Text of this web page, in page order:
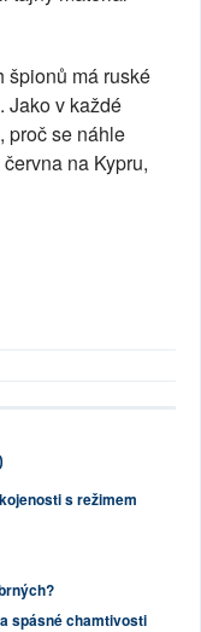
špionů má ruské
Jako v každé
proč se náhle
na Kypru,
s režimem
spásné chamtivosti